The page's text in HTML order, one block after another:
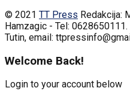
© 2021 TT Press Redakcija:
Hamzagic - Tel:
Tutin, email:
Welcome Back!
Login to your account below